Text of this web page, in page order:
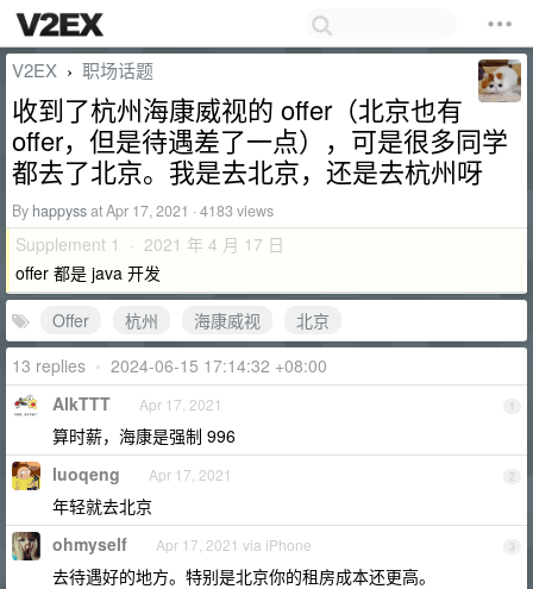
V2EX › 职场话题
收到了杭州海康威视的 offer（北京也有
offer，但是待遇差了一点），可是很多同学
都去了北京。我是去北京，还是去杭州呀
By happyssat Apr 17, 2021 · 4183 views
Supplement 1 · 2021 年 4 月 17 日
offer 都是 java 开发
Offer
杭州 海康威视
北京
13 replies • 2024-06-15 17:14:32 +08:00
1
AlkTTT Apr 17, 2021
算时薪，海康是强制 996
2
luoqeng Apr 17, 2021
年轻就去北京
3
ohmyself Apr 17, 2021 via iPhone
去待遇好的地方。特别是北京你的租房成本还更高。